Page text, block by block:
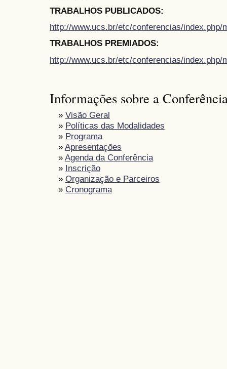
TRABALHOS PUBLICADOS:
http://www.ucs.br/etc/conferencias/
TRABALHOS PREMIADOS:
http://www.ucs.br/etc/conferencias/index.php/
Informações sobre a
» Visão Geral
» Políticas das Modalidades
» Programa
» Apresentações
» Agenda da Conferência
» Inscrição
» Organização e Parceiros
» Cronograma